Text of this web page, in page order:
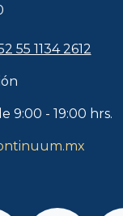
55 1134 2612
9:00 - 19:00 hrs.